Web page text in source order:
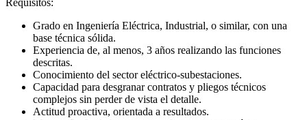
Requisitos:
Grado en Ingeniería Eléctrica, Industrial, o similar, con una
base técnica sólida.
Experiencia de, al menos, 3 años realizando las funciones
descritas.
Conocimiento del sector eléctrico-subestaciones.
Capacidad para desgranar contratos y pliegos técnicos
complejos sin perder de vista el detalle.
Actitud proactiva, orientada a resultados.